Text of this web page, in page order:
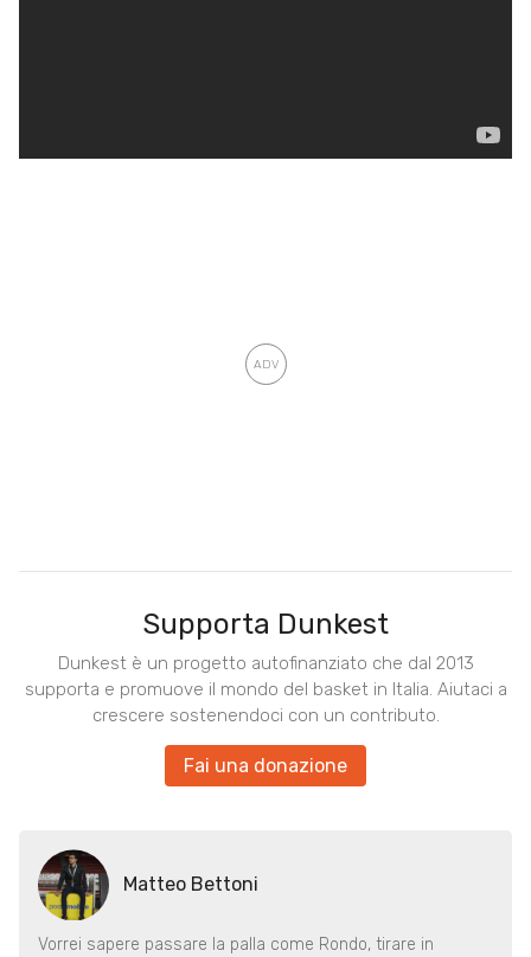
Supporta Dunkest
Dunkest è un progetto autofinanziato che dal 2013
supporta e promuove il mondo del basket in Italia. Aiutaci a
crescere sostenendoci con un contributo.
Fai una donazione
Matteo Bettoni
Vorrei sapere passare la palla come Rondo, tirare in